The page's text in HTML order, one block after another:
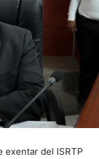
del ISRTP